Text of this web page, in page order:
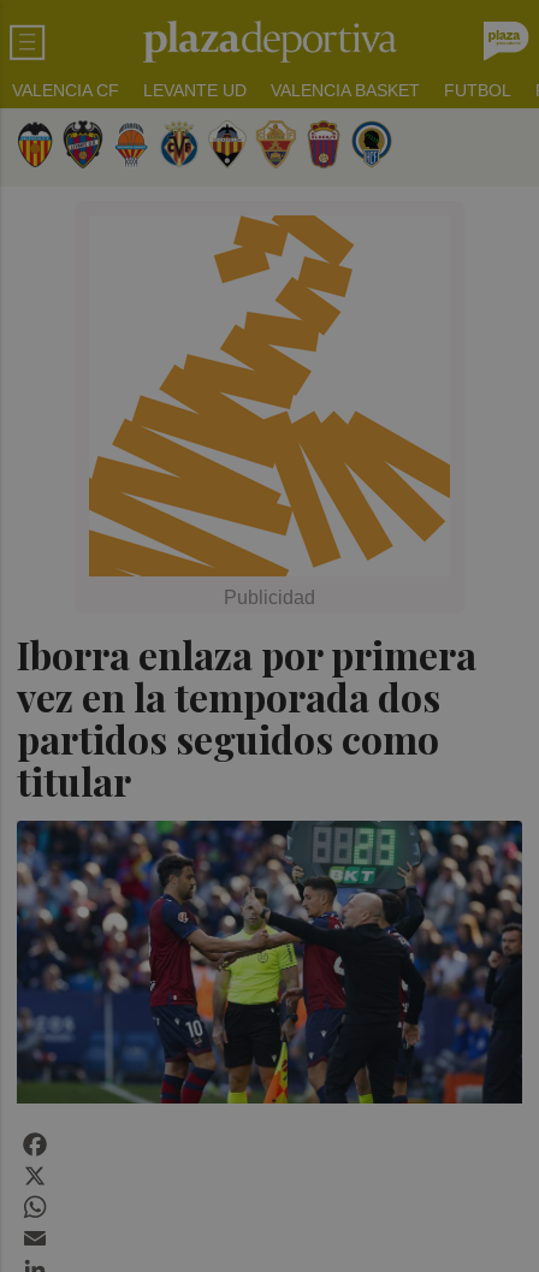
VALENCIA CF LEVANTE UD VALENCIA BASKET FUTBOL
Iborra enlaza por primera
vez en la temporada dos
partidos seguidos como
titular